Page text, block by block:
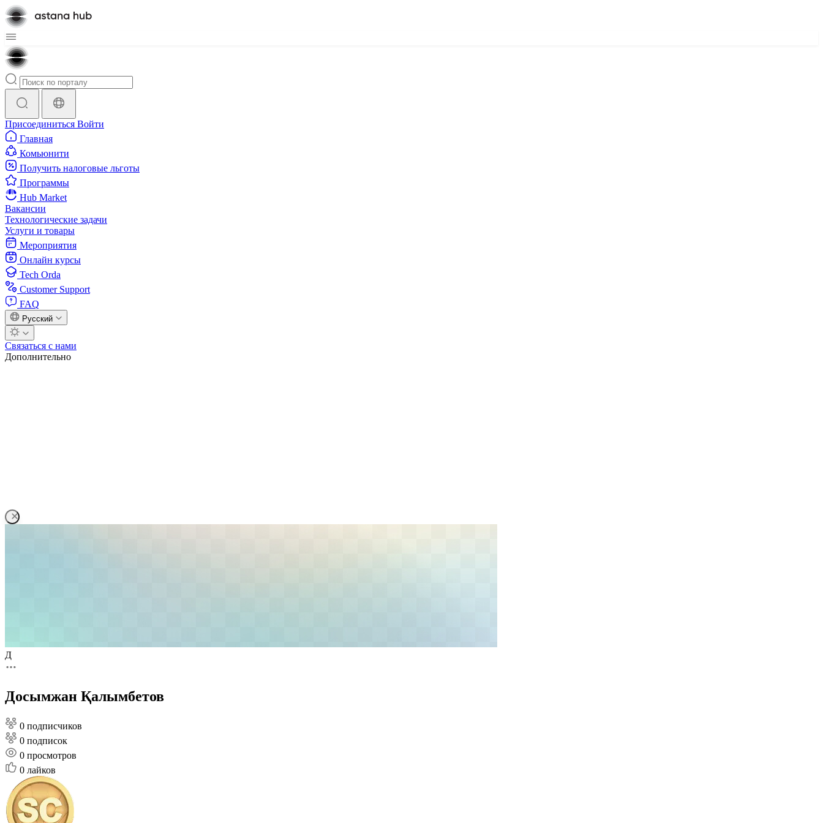
Присоединиться Войти
Главная
Комьюнити
Получить налоговые льготы
Программы
Hub Market
Вакансии
Технологические задачи
Услуги и товары
Мероприятия
Онлайн курсы
Tech Orda
Customer Support
FAQ
Русский
Связаться с нами
Дополнительно
Д
Досымжан Қалымбетов
0 подписчиков
0 подписок
0 просмотров
0 лайков